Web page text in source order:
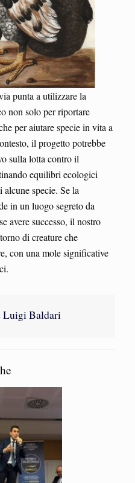
punta a utilizzare la
non solo per riportare
per aiutare specie in vita a
il progetto potrebbe
sulla lotta contro il
equilibri ecologici
alcune specie. Se la
in un luogo segreto da
avere successo, il nostro
di creature che
con una mole significative
Luigi Baldari